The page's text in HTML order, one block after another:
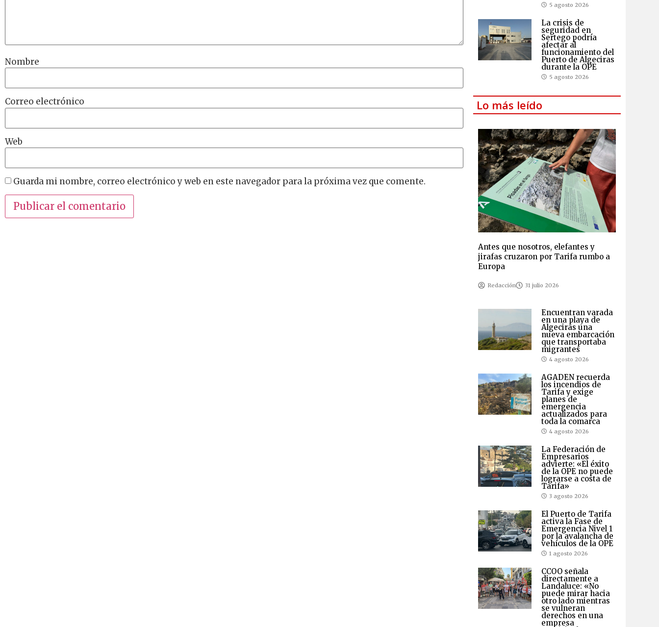
Nombre
Correo electrónico
Web
Guarda mi nombre, correo electrónico y web en este navegador para la próxima vez que comente.
5 agosto 2026
La crisis de
seguridad en
Sertego podría
afectar al
funcionamiento del
Puerto de Algeciras
durante la OPE
5 agosto 2026
Lo más leído
Antes que nosotros, elefantes y
jirafas cruzaron por Tarifa rumbo a
Europa
Redacción 31 julio 2026
Encuentran varada
en una playa de
Algeciras una
nueva embarcación
que transportaba
migrantes
4 agosto 2026
AGADEN recuerda
los incendios de
Tarifa y exige
planes de
emergencia
actualizados para
toda la comarca
4 agosto 2026
La Federación de
Empresarios
advierte: «El éxito
de la OPE no puede
lograrse a costa de
Tarifa»
3 agosto 2026
El Puerto de Tarifa
activa la Fase de
Emergencia Nivel 1
por la avalancha de
vehículos de la OPE
1 agosto 2026
CCOO señala
directamente a
Landaluce: «No
puede mirar hacia
otro lado mientras
se vulneran
derechos en una
empresa